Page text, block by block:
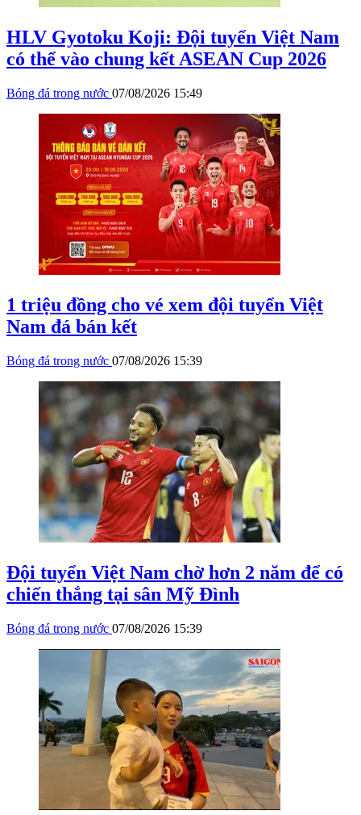
HLV Gyotoku Koji: Đội tuyển Việt Nam
có thể vào chung kết ASEAN Cup 2026
Bóng đá trong nước 07/08/2026 15:49
1 triệu đồng cho vé xem đội tuyển Việt
Nam đá bán kết
Bóng đá trong nước 07/08/2026 15:39
Đội tuyển Việt Nam chờ hơn 2 năm để có
chiến thắng tại sân Mỹ Đình
Bóng đá trong nước 07/08/2026 15:39